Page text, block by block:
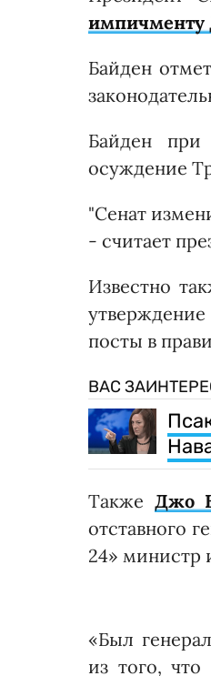
импичменту
Байден
Байден при
осуждение
"Сенат
- считает
Известно
посты в
ВАС
Также Джо
отставного
24» министр
«Был
из того, что